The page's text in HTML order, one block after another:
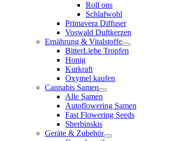
Roll ons
Schlafwohl
Primavera Diffuser
Voswald Duftkerzen
Ernährung & Vitalstoffe
BitterLiebe Tropfen
Honig
Kurkraft
Oxymel kaufen
Cannabis Samen
Alle Samen
Autoflowering Samen
Fast Flowering Seeds
Sherbinskis
Geräte & Zubehör